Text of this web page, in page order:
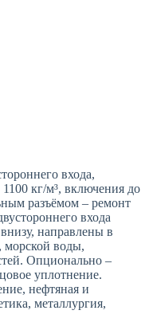
входа,
кг/м³, включения до
разъёмом – ремонт
входа
направлены в
морской воды,
Опционально –
уплотнение.
нефтяная и
металлургия,